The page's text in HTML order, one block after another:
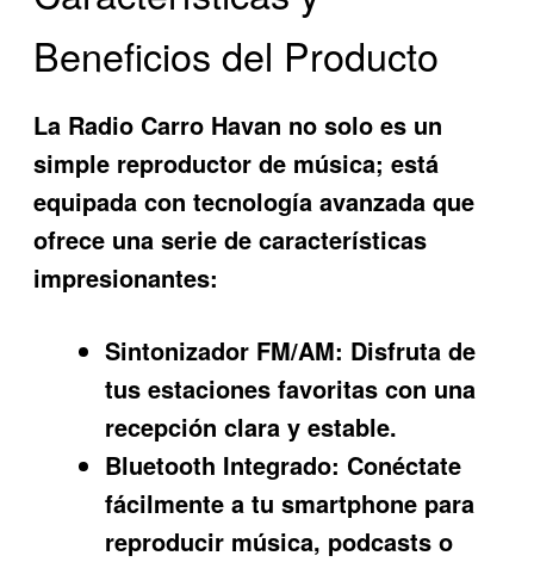
Beneficios del Producto
La Radio Carro Havan no solo es un
simple reproductor de música; está
equipada con tecnología avanzada que
ofrece una serie de características
impresionantes:
Sintonizador FM/AM: Disfruta de
tus estaciones favoritas con una
recepción clara y estable.
Bluetooth Integrado: Conéctate
fácilmente a tu smartphone para
reproducir música, podcasts o